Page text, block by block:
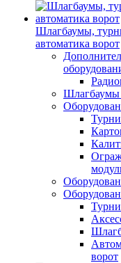
Шлагбаумы,
автоматика ворот
Шлагбаумы
ворот